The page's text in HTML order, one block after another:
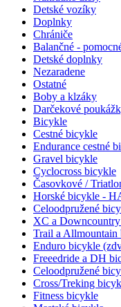
Detské vozíky
Doplnky
Chrániče
Balančné -
Detské doplnky
Nezaradene
Ostatné
Boby a klzáky
Darčekové
Bicykle
Cestné bicykle
Endurance cestné
Gravel bicykle
Cyclocross bicykle
Časovkové /
Horské bicykle -
Celoodpružené
XC a
Trail a
Enduro bicykle
Freeedride a DH
Celoodpružené
Cross/Treking
Fitness bicykle